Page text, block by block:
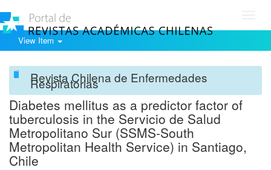
View Item
Revista Chilena de Enfermedades
Respiratorias
Diabetes mellitus as a predictor factor of
tuberculosis in the Servicio de Salud
Metropolitano Sur (SSMS-South
Metropolitan Health Service) in Santiago,
Chile